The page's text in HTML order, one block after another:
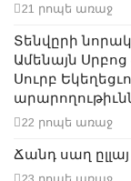
21 րոպե առաջ
Տենվըրի
Ամենայն
Սուրբ
22 րոպե առաջ
Ճանդ սաղ ըլլայ